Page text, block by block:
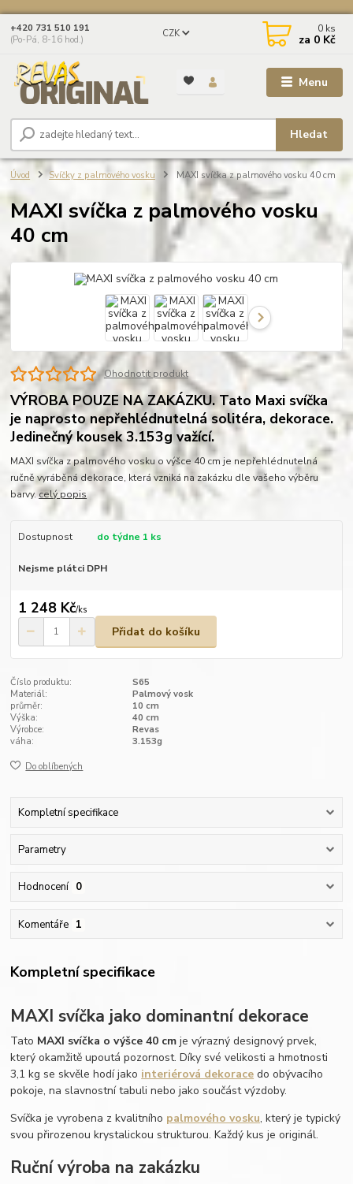
Menu
CZK
Hledat
+420 731 510 191
(Po-Pá, 8-16 hod.)
0 ks
za 0 Kč
Úvod Svíčky z palmového vosku MAXI svíčka z palmového vosku 40 cm
MAXI svíčka z palmového vosku
40 cm
Ohodnotit produkt
VÝROBA POUZE NA ZAKÁZKU. Tato Maxi svíčka
je naprosto nepřehlédnutelná solitéra, dekorace.
Jedinečný kousek 3.153g važící.
MAXI svíčka z palmového vosku o výšce 40 cm je nepřehlédnutelná
ručně vyráběná dekorace, která vzniká na zakázku dle vašeho výběru
barvy.celý popis
Dostupnost do týdne 1 ks
Nejsme plátci DPH
1 248 Kč/ks
Přidat do košíku
Číslo produktu:
S65
Materiál:
Palmový vosk
průměr:
10 cm
Výška:
40 cm
Výrobce:
Revas
váha:
3.153g
Do oblíbených
Kompletní specifikace
Parametry
Hodnocení 0
Komentáře 1
Kompletní specifikace
MAXI svíčka jako dominantní dekorace
Tato MAXI svíčka o výšce 40 cm je výrazný designový prvek,
který okamžitě upoutá pozornost. Díky své velikosti a hmotnosti
3,1 kg se skvěle hodí jako interiérová dekorace do obývacího
pokoje, na slavnostní tabuli nebo jako součást výzdoby.
Svíčka je vyrobena z kvalitního palmového vosku, který je typický
svou přirozenou krystalickou strukturou. Každý kus je originál.
Ruční výroba na zakázku